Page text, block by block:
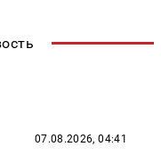
07.08.2026, 04:41